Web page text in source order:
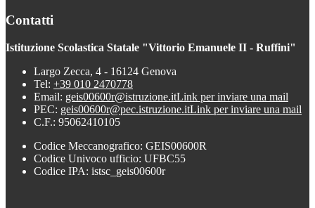
Contatti
Istituzione Scolastica Statale "Vittorio Emanuele II - Ruffini"
Largo Zecca, 4 - 16124 Genova
Tel: +39 010 2470778
Email: geis00600r@istruzione.itLink per inviare una mail
PEC: geis00600r@pec.istruzione.itLink per inviare una mail
C.F.: 95062410105
Codice Meccanografico: GEIS00600R
Codice Univoco ufficio: UFBC55
Codice IPA: istsc_geis00600r